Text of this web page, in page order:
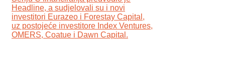
Headline, a sudjelovali su i novi
investitori Eurazeo i Forestay Capital,
uz postojeće investitore Index Ventures,
OMERS, Coatue i Dawn Capital.